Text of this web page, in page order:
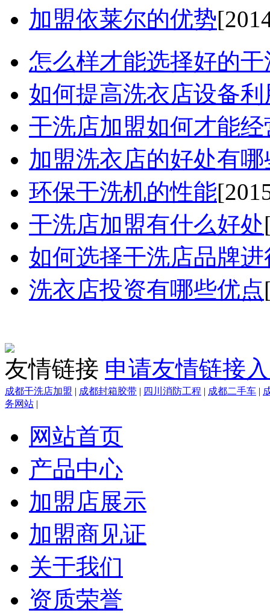
加盟依莱尔的优势
怎么样才能选择好的干
如何提高洗衣店设备利
干洗店加盟如何才能经
加盟洗衣店的好处有哪
环保干洗机的性能
干洗店加盟有什么好处
如何选择干洗店品牌进
洗衣店投资有哪些优点
友情链接 申请友情链接
成都干洗店加盟 | 成都封箱胶带 | 四川消防工程 | 成都二手车 |
务网站 |
网站首页
产品中心
加盟店展示
加盟商见证
关于我们
资质荣誉